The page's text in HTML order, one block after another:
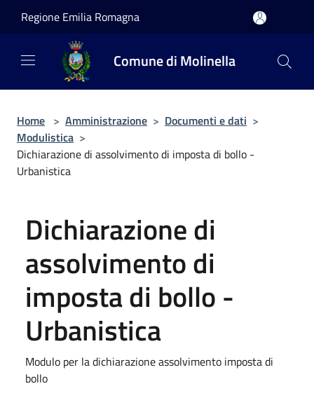
Regione Emilia Romagna
Comune di Molinella
Home > Amministrazione > Documenti e dati >
Modulistica >
Dichiarazione di assolvimento di imposta di bollo -
Urbanistica
Dichiarazione di
assolvimento di
imposta di bollo -
Urbanistica
Modulo per la dichiarazione assolvimento imposta di
bollo